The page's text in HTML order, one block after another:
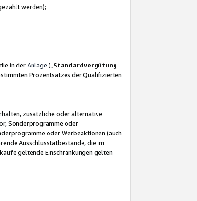
werden);
in derAnlage („ Standardvergütung
Prozentsatzes der Qualifizierten
zusätzliche oder alternative
Sonderprogramme oder
oder Werbeaktionen (auch
Ausschlusstatbestände, die im
geltende Einschränkungen gelten